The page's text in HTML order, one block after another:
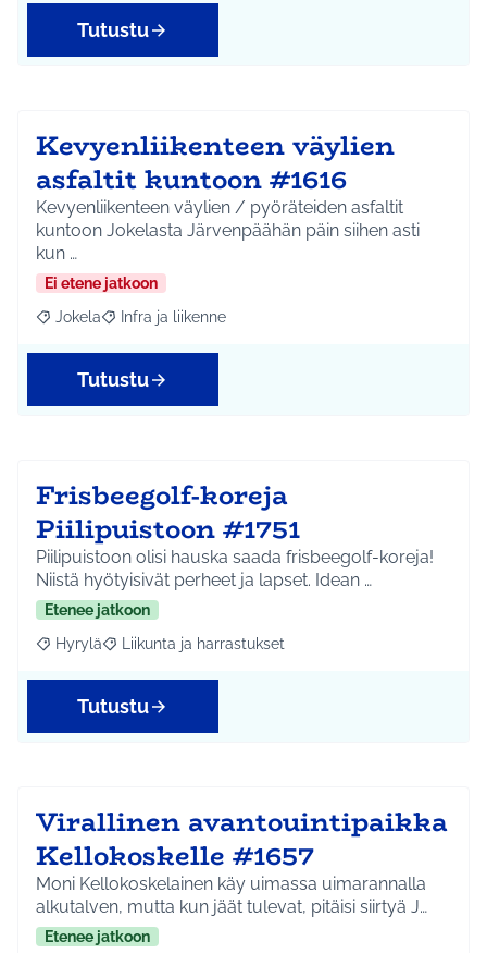
Tutustu
Kevyenliikenteen väylien
asfaltit kuntoon #1616
Kevyenliikenteen väylien / pyöräteiden asfaltit
kuntoon Jokelasta Järvenpäähän päin siihen asti
kun …
Ei etene jatkoon
Rajaa tulokset aihepiirin mukaan: Jokela
Jokela Rajaa tulokset teeman mukaan: Infra ja liikenne
Infra ja liikenne
Tutustu
Frisbeegolf-koreja
Piilipuistoon #1751
Piilipuistoon olisi hauska saada frisbeegolf-koreja!
Niistä hyötyisivät perheet ja lapset. Idean …
Etenee jatkoon
Rajaa tulokset aihepiirin mukaan: Hyrylä
Hyrylä Rajaa tulokset teeman mukaan: Liikunta ja
Liikunta ja harrastukset
Tutustu
Virallinen avantouintipaikka
Kellokoskelle #1657
Moni Kellokoskelainen käy uimassa uimarannalla
alkutalven, mutta kun jäät tulevat, pitäisi siirtyä J…
Etenee jatkoon